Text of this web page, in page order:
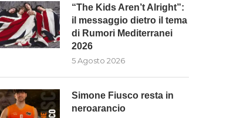
FIUSCO RESTA IN
NEROARANCIO
5 Agosto 2026
LA VIOLA È PRONTA PER
NUOVA STAGIONE
5 Agosto 2026
“The Kids Aren’t Alright”:
il messaggio dietro il tema
di Rumori Mediterranei
2026
5 Agosto 2026
Simone Fiusco resta in
neroarancio